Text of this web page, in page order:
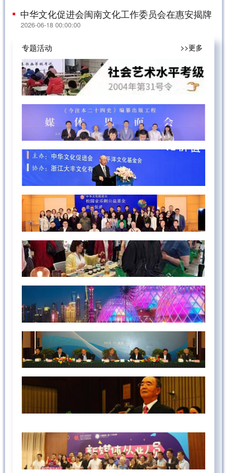
中华文化促进会闽南文化工作委员会在惠安揭牌
2026-06-18 00:00:00
专题活动 >>更多